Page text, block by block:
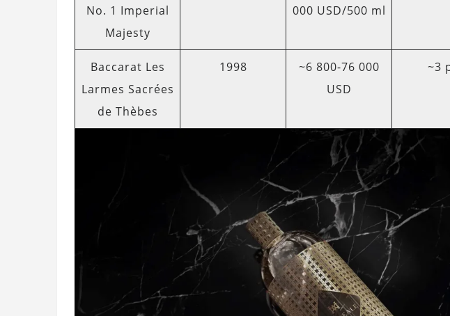
No. 1 Imperial
Majesty
000 USD/500 ml
Baccarat Les
Larmes Sacrées
de Thèbes
1998
~6 800-76 000
USD
~3